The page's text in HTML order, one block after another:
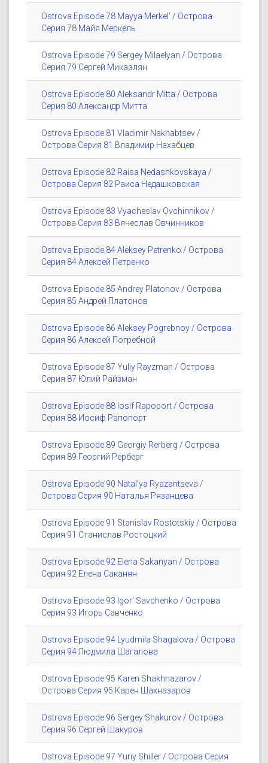
Ostrova Episode 78 Mayya Merkel' / Острова
Серия 78 Майя Меркель
Ostrova Episode 79 Sergey Milaelyan / Острова
Серия 79 Сергей Микаэлян
Ostrova Episode 80 Aleksandr Mitta / Острова
Серия 80 Александр Митта
Ostrova Episode 81 Vladimir Nakhabtsev /
Острова Серия 81 Владимир Нахабцев
Ostrova Episode 82 Raisa Nedashkovskaya /
Острова Серия 82 Раиса Недашковская
Ostrova Episode 83 Vyacheslav Ovchinnikov /
Острова Серия 83 Вячеслав Овчинников
Ostrova Episode 84 Aleksey Petrenko / Острова
Серия 84 Алексей Петренко
Ostrova Episode 85 Andrey Platonov / Острова
Серия 85 Андрей Платонов
Ostrova Episode 86 Aleksey Pogrebnoy / Острова
Серия 86 Алексей Погребной
Ostrova Episode 87 Yuliy Rayzman / Острова
Серия 87 Юлий Райзман
Ostrova Episode 88 Iosif Rapoport / Острова
Серия 88 Иосиф Рапопорт
Ostrova Episode 89 Georgiy Rerberg / Острова
Серия 89 Георгий Рерберг
Ostrova Episode 90 Natal'ya Ryazantseva /
Острова Серия 90 Наталья Рязанцева
Ostrova Episode 91 Stanislav Rostotskiy / Острова
Серия 91 Станислав Ростоцкий
Ostrova Episode 92 Elena Sakanyan / Острова
Серия 92 Елена Саканян
Ostrova Episode 93 Igor' Savchenko / Острова
Серия 93 Игорь Савченко
Ostrova Episode 94 Lyudmila Shagalova / Острова
Серия 94 Людмила Шагалова
Ostrova Episode 95 Karen Shakhnazarov /
Острова Серия 95 Карен Шахназаров
Ostrova Episode 96 Sergey Shakurov / Острова
Серия 96 Сергей Шакуров
Ostrova Episode 97 Yuriy Shiller / Острова Серия